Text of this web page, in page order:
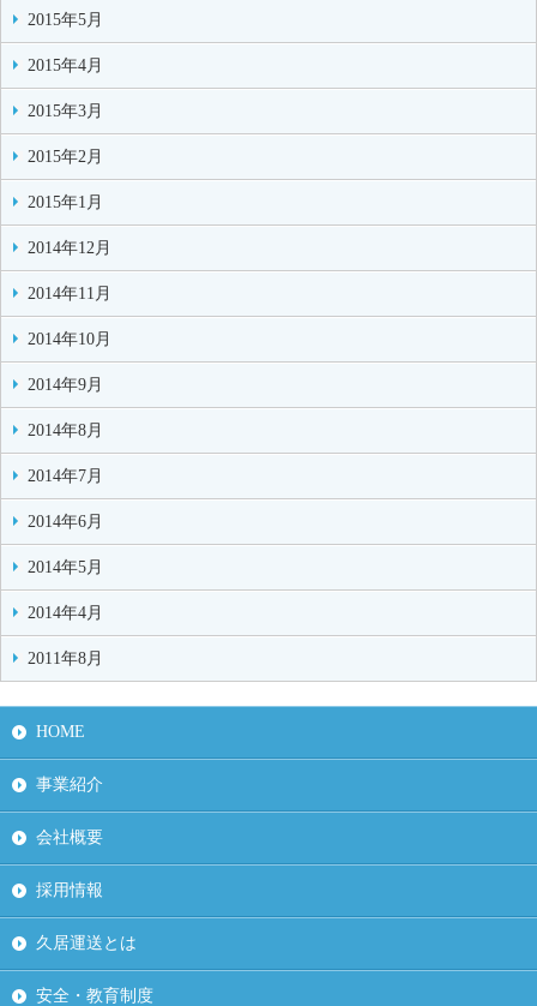
2015年5月
2015年4月
2015年3月
2015年2月
2015年1月
2014年12月
2014年11月
2014年10月
2014年9月
2014年8月
2014年7月
2014年6月
2014年5月
2014年4月
2011年8月
HOME
事業紹介
会社概要
採用情報
久居運送とは
安全・教育制度